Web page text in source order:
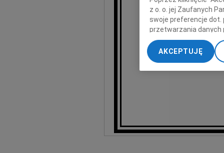
z o. o. jej Zaufanych
swoje preferencje dot.
przetwarzania danych
„Ustawienia
My, nasi Zaufani
dokładnych danych
Przechowywanie
AKCEPTUJĘ